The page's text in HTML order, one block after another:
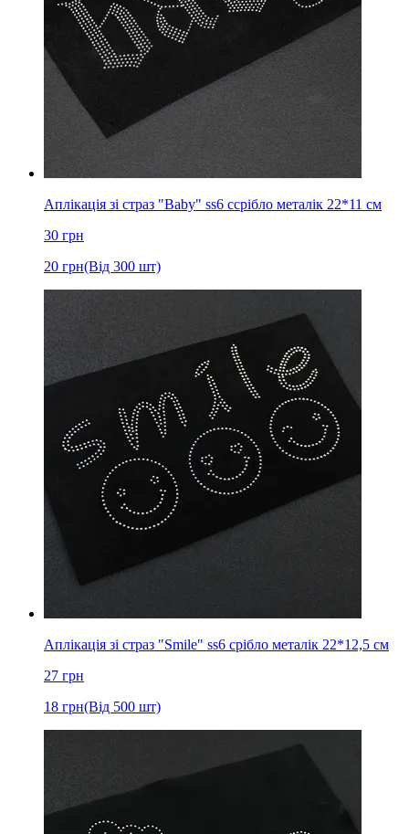
Аплікація зі страз "Baby" ss6 cсрібло металік 22*11 см
30 грн
20 грн(Від 300 шт)
Аплікація зі страз "Smile" ss6 срібло металік 22*12,5 см
27 грн
18 грн(Від 500 шт)